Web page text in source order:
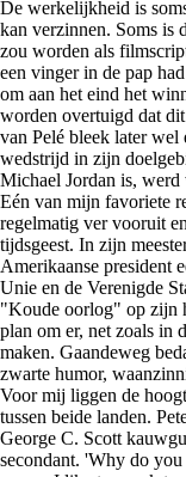
De werkelijkheid is
kan verzinnen. Soms is
zou worden als
een vinger in de pap
om aan het eind het
worden overtuigd dat
van Pelé bleek later wel
wedstrijd in zijn
Michael Jordan is,
Eén van mijn favoriete
regelmatig ver vooruit
tijdsgeest. In zijn
Amerikaanse president
Unie en de Verenigde
"Koude oorlog" op zijn
plan om er, net zoals in
maken. Gaandeweg
zwarte humor,
Voor mij liggen de
tussen beide landen.
George C. Scott
secondant. 'Why do